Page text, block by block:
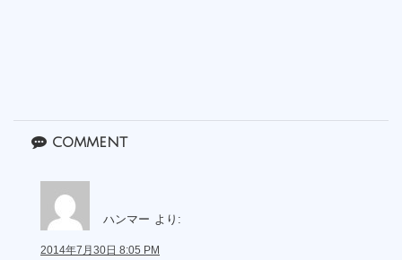
comment
ハンマー より:
2014年7月30日 8:05 PM